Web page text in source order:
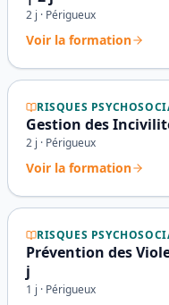
2 j · Périgueux
Voir la formation
RISQUES
Gestion des
2 j · Périgueux
Voir la formation
RISQUES
Prévention des
j
1 j · Périgueux